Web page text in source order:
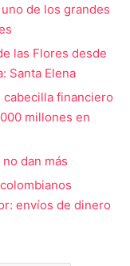
de los grandes
las Flores desde
Santa Elena
cabecilla financiero
millones en
dan más
envíos de dinero